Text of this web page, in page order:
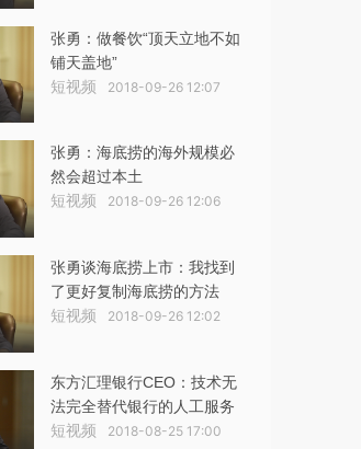
张勇：做餐饮“顶天立地不如
铺天盖地”
短视频 2018-09-26 12:07
张勇：海底捞的海外规模必
然会超过本土
短视频 2018-09-26 12:06
张勇谈海底捞上市：我找到
了更好复制海底捞的方法
短视频 2018-09-26 12:02
东方汇理银行CEO：技术无
法完全替代银行的人工服务
短视频 2018-08-25 17:00